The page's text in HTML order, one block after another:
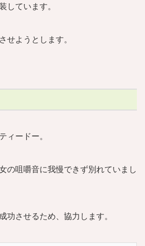
しています。
せようとします。
ィードー。
の咀嚼音に我慢できず別れていまし
功させるため、協力します。